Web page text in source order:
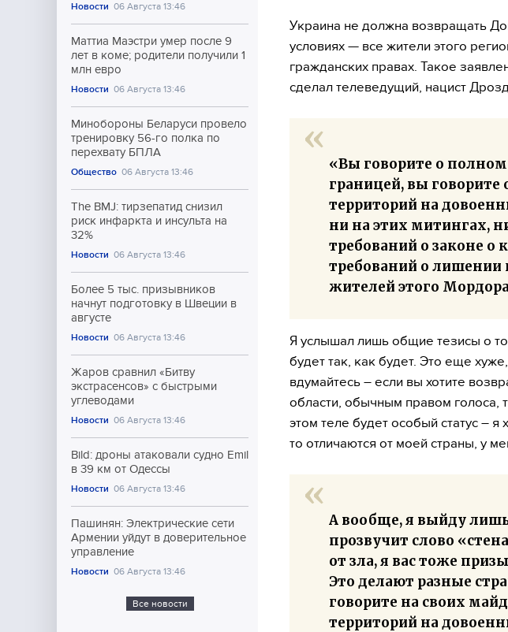
Новости 06 Августа 13:46
Маттиа Маэстри умер после 9
лет в коме; родители получили 1
млн евро
Новости 06 Августа 13:46
Минобороны Беларуси провело
тренировку 56-го полка по
перехвату БПЛА
Общество 06 Августа 13:46
The BMJ: тирзепатид снизил
риск инфаркта и инсульта на
32%
Новости 06 Августа 13:46
Более 5 тыс. призывников
начнут подготовку в Швеции в
августе
Новости 06 Августа 13:46
Жаров сравнил «Битву
экстрасенсов» с быстрыми
углеводами
Новости 06 Августа 13:46
Bild: дроны атаковали судно Emil
в 39 км от Одессы
Новости 06 Августа 13:46
Пашинян: Электрические сети
Армении уйдут в доверительное
управление
Новости 06 Августа 13:46
Все новости
Украина не должна возвращать
условиях — все жители этого
гражданских правах. Такое
сделал телеведущий, нацист
«Вы говорите о
границей, вы говорите
территорий на
ни на этих митингах,
требований о законе о
требований о лишении
жителей этого
Я услышал лишь общие тезисы о
будет так, как будет. Это еще
вдумайтесь – если вы хотите
области, обычным правом голоса,
этом теле будет особый статус – я
то отличаются от моей страны, у
А вообще, я выйду
прозвучит слово
от зла, я вас тоже
Это делают разные
говорите на своих
территорий на